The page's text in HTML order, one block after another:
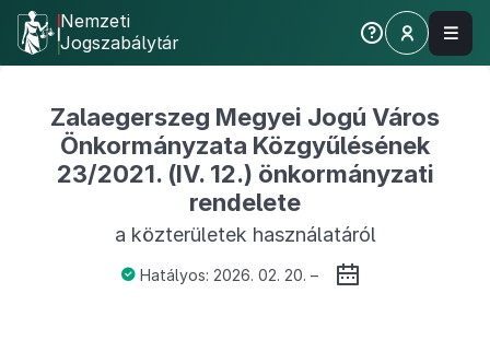
Nemzeti
Jogszabálytár
Zalaegerszeg Megyei Jogú Város
Önkormányzata Közgyűlésének
23/2021. (IV. 12.) önkormányzati
rendelete
a közterületek használatáról
Hatályos: 2026. 02. 20. –